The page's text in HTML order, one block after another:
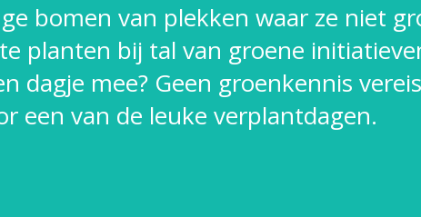
bomen van plekken waar ze niet
planten bij tal van groene
dagje mee? Geen groenkennis
een van de leuke verplantdagen.